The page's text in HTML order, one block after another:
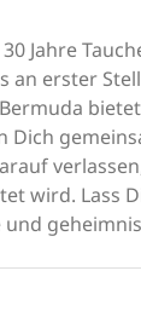
Jahre
erster
Dich
wird. Lass